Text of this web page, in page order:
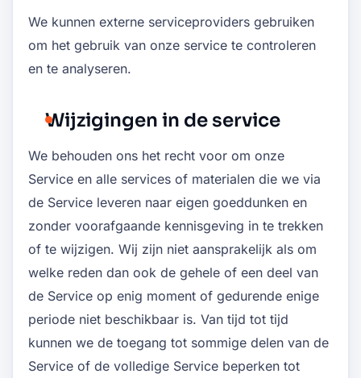
We kunnen externe serviceproviders gebruiken
om het gebruik van onze service te controleren
en te analyseren.
Wijzigingen in de service
We behouden ons het recht voor om onze
Service en alle services of materialen die we via
de Service leveren naar eigen goeddunken en
zonder voorafgaande kennisgeving in te trekken
of te wijzigen. Wij zijn niet aansprakelijk als om
welke reden dan ook de gehele of een deel van
de Service op enig moment of gedurende enige
periode niet beschikbaar is. Van tijd tot tijd
kunnen we de toegang tot sommige delen van de
Service of de volledige Service beperken tot